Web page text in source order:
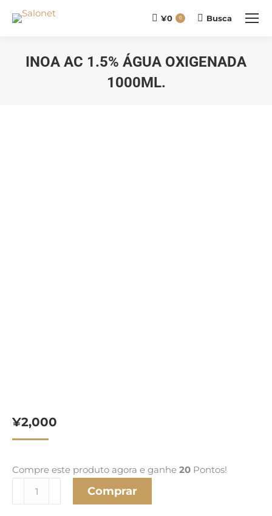
¥0 0 Buscar
Busca
INOA AC 1.5% ÁGUA OXIGENADA
1000ML.
¥2,000
Compre este produto agora e ganhe 20 Pontos!
AC
Comprar